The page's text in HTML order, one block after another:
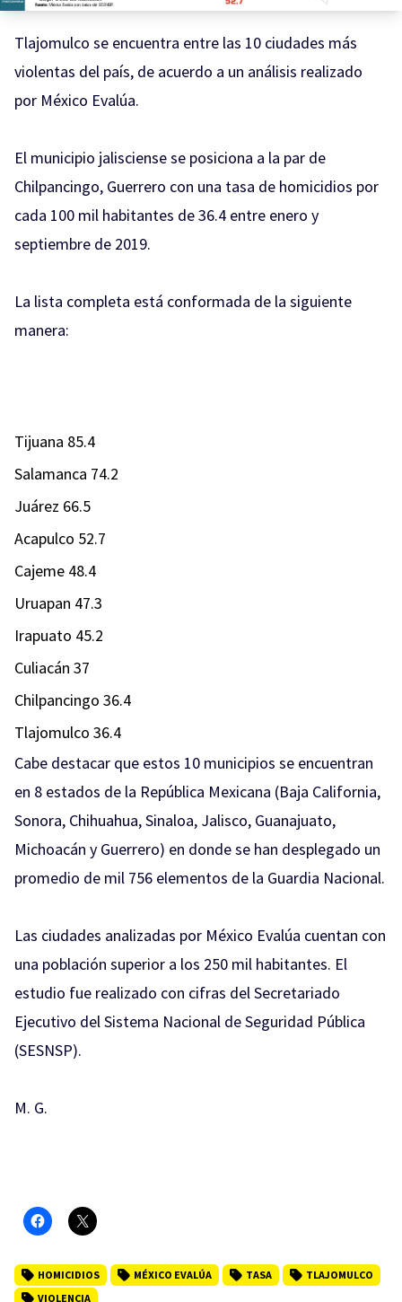
Tlajomulco se encuentra entre las 10 ciudades más
violentas del país, de acuerdo a un análisis realizado
por México Evalúa.
El municipio jalisciense se posiciona a la par de
Chilpancingo, Guerrero con una tasa de homicidios por
cada 100 mil habitantes de 36.4 entre enero y
septiembre de 2019.
La lista completa está conformada de la siguiente
manera:
Tijuana 85.4
Salamanca 74.2
Juárez 66.5
Acapulco 52.7
Cajeme 48.4
Uruapan 47.3
Irapuato 45.2
Culiacán 37
Chilpancingo 36.4
Tlajomulco 36.4
Cabe destacar que estos 10 municipios se encuentran
en 8 estados de la República Mexicana (Baja California,
Sonora, Chihuahua, Sinaloa, Jalisco, Guanajuato,
Michoacán y Guerrero) en donde se han desplegado un
promedio de mil 756 elementos de la Guardia Nacional.
Las ciudades analizadas por México Evalúa cuentan con
una población superior a los 250 mil habitantes. El
estudio fue realizado con cifras del Secretariado
Ejecutivo del Sistema Nacional de Seguridad Pública
(SESNSP).
M. G.
HOMICIDIOS MÉXICO EVALÚA TASA
TLAJOMULCO
VIOLENCIA